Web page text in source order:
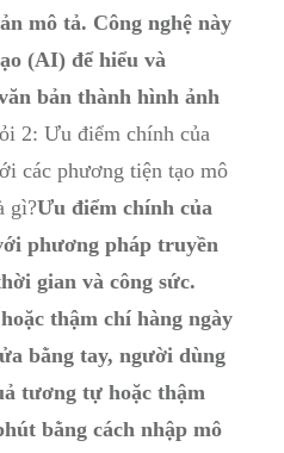
mô tả. Công nghệ này
(AI) để hiểu và
bản thành hình ảnh
2: Ưu điểm chính của
các phương tiện tạo mô
gì?Ưu điểm chính của
phương pháp truyền
gian và công sức.
thậm chí hàng ngày
bằng tay, người dùng
tương tự hoặc thậm
bằng cách nhập mô